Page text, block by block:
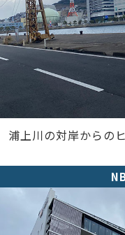
浦上川の対岸からの